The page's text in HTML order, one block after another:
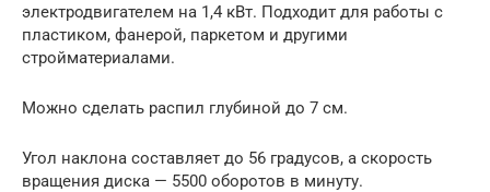
электродвигателем на 1,4 кВт. Подходит для работы с
пластиком, фанерой, паркетом и другими
стройматериалами.
Можно сделать распил глубиной до 7 см.
Угол наклона составляет до 56 градусов, а скорость
вращения диска — 5500 оборотов в минуту.